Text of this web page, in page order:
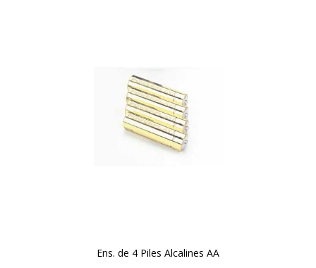
Ens. de 4 Piles Alcalines AA